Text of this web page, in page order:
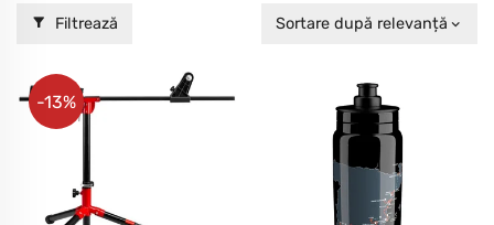
Filtrează Sortare după relevanță
-13%